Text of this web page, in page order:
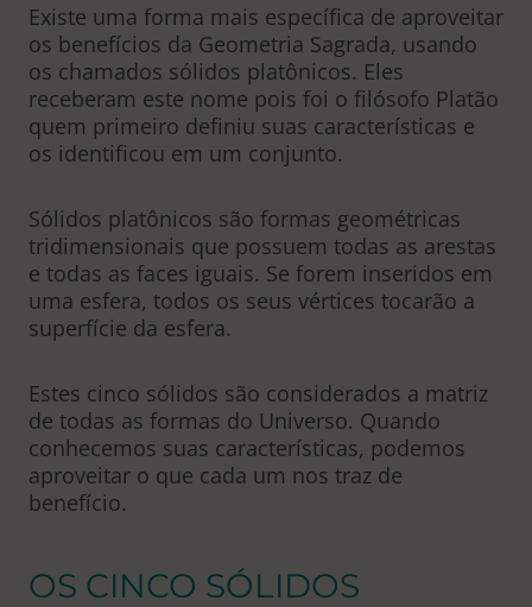
Existe uma forma mais específica de aproveitar
os benefícios da Geometria Sagrada, usando
os chamados sólidos platônicos. Eles
receberam este nome pois foi o filósofo Platão
quem primeiro definiu suas características e
os identificou em um conjunto.
Sólidos platônicos são formas geométricas
tridimensionais que possuem todas as arestas
e todas as faces iguais. Se forem inseridos em
uma esfera, todos os seus vértices tocarão a
superfície da esfera.
Estes cinco sólidos são considerados a matriz
de todas as formas do Universo. Quando
conhecemos suas características, podemos
aproveitar o que cada um nos traz de
benefício.
OS CINCO SÓLIDOS